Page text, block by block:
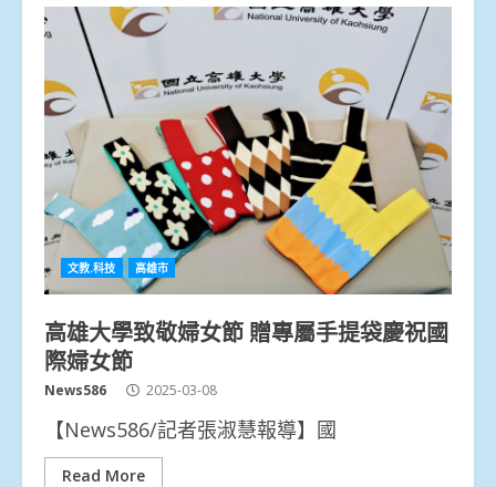
文教.科技 高雄市
高雄大學致敬婦女節 贈專屬手提袋慶祝國
際婦女節
News586 2025-03-08
【News586/記者張淑慧報導】國
Read More